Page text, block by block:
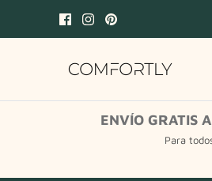
ENVÍO GRATIS
Para